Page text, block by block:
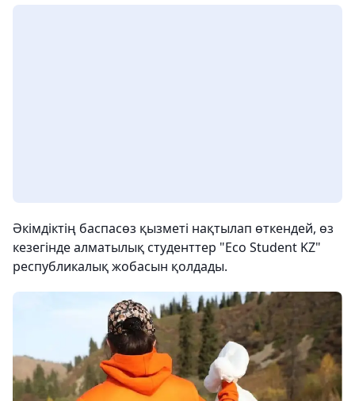
Әкімдіктің баспасөз қызметі нақтылап өткендей, өз
кезегінде алматылық студенттер "Eco Student KZ"
республикалық жобасын қолдады.